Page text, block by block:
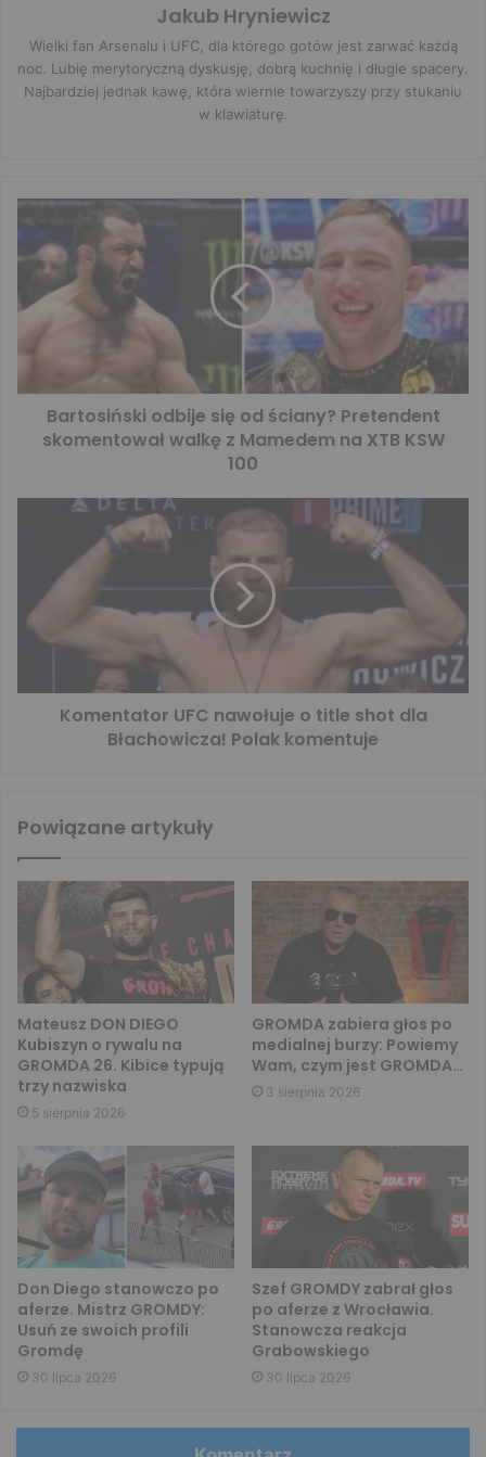
Jakub Hryniewicz
Wielki fan Arsenalu i UFC, dla którego gotów jest zarwać każdą
noc. Lubię merytoryczną dyskusję, dobrą kuchnię i długie spacery.
Najbardziej jednak kawę, która wiernie towarzyszy przy stukaniu
w klawiaturę.
Bartosiński odbije się od ściany? Pretendent
skomentował walkę z Mamedem na XTB KSW
100
Komentator UFC nawołuje o title shot dla
Błachowicza! Polak komentuje
Powiązane artykuły
Mateusz DON DIEGO
Kubiszyn o rywalu na
GROMDA 26. Kibice typują
trzy nazwiska
5 sierpnia 2026
GROMDA zabiera głos po
medialnej burzy: Powiemy
Wam, czym jest GROMDA…
3 sierpnia 2026
Don Diego stanowczo po
aferze. Mistrz GROMDY:
Usuń ze swoich profili
Gromdę
30 lipca 2026
Szef GROMDY zabrał głos
po aferze z Wrocławia.
Stanowcza reakcja
Grabowskiego
30 lipca 2026